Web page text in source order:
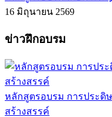
16 มิถุนายน 2569
ข่าวฝึกอบรม
หลักสูตรอบรม การประดิ
สร้างสรรค์